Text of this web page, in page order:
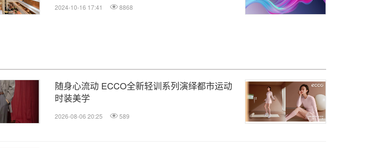
2024-10-16 17:41 8868
随身心流动 ECCO全新轻训系列演绎都市运动
时装美学
2026-08-06 20:25 589